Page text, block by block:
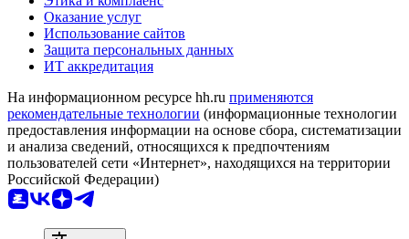
Оказание услуг
Использование сайтов
Защита персональных данных
ИТ аккредитация
На информационном ресурсе hh.ru применяются
рекомендательные технологии (информационные технологии
предоставления информации на основе сбора, систематизации
и анализа сведений, относящихся к предпочтениям
пользователей сети «Интернет», находящихся на территории
Российской Федерации)